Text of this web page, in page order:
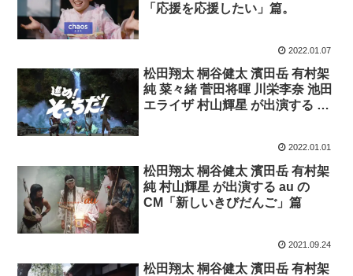
「応援を応援したい」篇。
2022.01.07
松田翔太 桐谷健太 濱田岳 有村架
純 菜々緒 菅田将暉 川栄李奈 池田
エライザ 村山輝星 が出演する au
2022.01.01
松田翔太 桐谷健太 濱田岳 有村架
純 村山輝星 が出演する au の
CM「新しいきびだんご」篇
2021.09.24
松田翔太 桐谷健太 濱田岳 有村架